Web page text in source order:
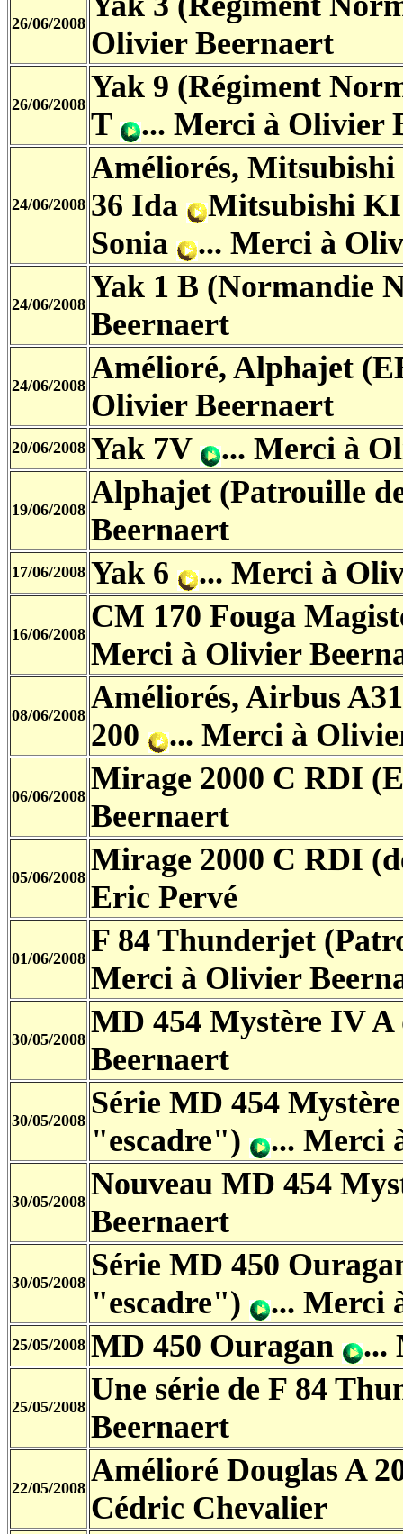
26/06/2008
Olivier Beernaert
26/06/2008 Yak 9 (Régiment
T
... Merci à Olivier
24/06/2008
Améliorés,
36 Ida
Mitsubishi
Sonia
... Merci à
24/06/2008 Yak 1 B (Normandie
Beernaert
24/06/2008 Amélioré, Alphajet
Olivier Beernaert
20/06/2008 Yak 7V ... Merci à
19/06/2008 Alphajet (Patrouille
Beernaert
17/06/2008 Yak 6 ... Merci à
16/06/2008 CM 170 Fouga
Merci à Olivier
08/06/2008 Améliorés, Airbus
200
... Merci à
06/06/2008 Mirage 2000 C RDI
Beernaert
05/06/2008 Mirage 2000 C RDI
Eric Pervé
01/06/2008 F 84 Thunderjet
Merci à Olivier
30/05/2008 MD 454 Mystère IV
Beernaert
30/05/2008 Série MD 454
"escadre")
... Merci
30/05/2008 Nouveau MD 454
Beernaert
30/05/2008 Série MD 450
"escadre")
... Merci
25/05/2008 MD 450 Ouragan ...
25/05/2008 Une série de F 84
Beernaert
22/05/2008 Amélioré Douglas A
Cédric Chevalier